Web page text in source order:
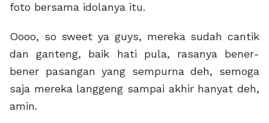
foto bersama idolanya itu.
Oooo, so sweet ya guys, mereka sudah cantik
dan ganteng, baik hati pula, rasanya bener-
bener pasangan yang sempurna deh, semoga
saja mereka langgeng sampai akhir hanyat deh,
amin.